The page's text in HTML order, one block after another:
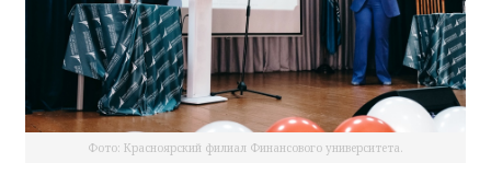
Фото: Красноярский филиал Финансового университета.